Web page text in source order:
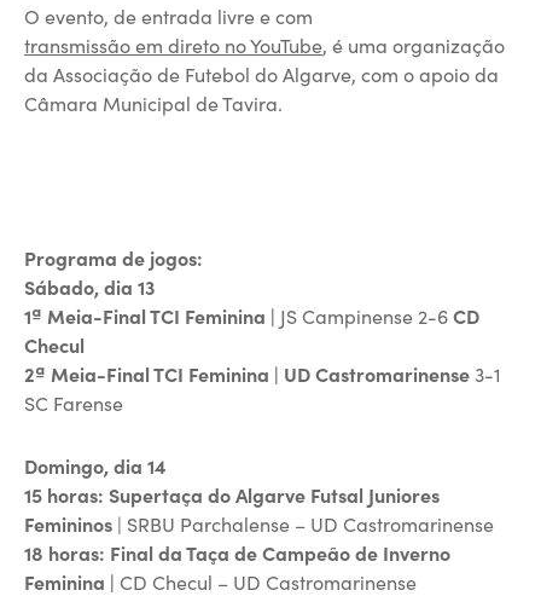
O evento, de entrada livre e com
transmissão em direto no YouTube, é uma organização
da Associação de Futebol do Algarve, com o apoio da
Câmara Municipal de Tavira.
Programa de jogos:
Sábado, dia 13
1ª Meia-Final TCI Feminina | JS Campinense 2-6CD
Checul
2ª Meia-Final TCI Feminina | UD Castromarinense 3-1
SC Farense
Domingo, dia 14
15 horas: Supertaça do Algarve Futsal Juniores
Femininos | SRBU Parchalense – UD Castromarinense
18 horas: Final da Taça de Campeão de Inverno
Feminina | CD Checul – UD Castromarinense